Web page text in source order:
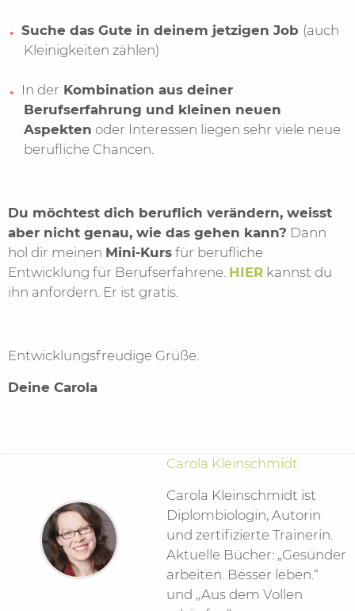
Suche das Gute in deinem jetzigen Job (auch
Kleinigkeiten zählen)
In der Kombination aus deiner
Berufserfahrung und kleinen neuen
Aspekten oder Interessen liegen sehr viele neue
berufliche Chancen.
Du möchtest dich beruflich verändern, weisst
aber nicht genau, wie das gehen kann? Dann
hol dir meinen Mini-Kurs für berufliche
Entwicklung für Berufserfahrene. HIER kannst du
ihn anfordern. Er ist gratis.
Entwicklungsfreudige Grüße.
Deine Carola
Carola Kleinschmidt
Carola Kleinschmidt ist
Diplombiologin, Autorin
und zertifizierte Trainerin.
Aktuelle Bücher: „Gesünder
arbeiten. Besser leben.“
und „Aus dem Vollen